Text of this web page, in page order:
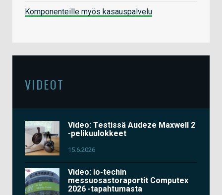
Komponenteille myös kasauspalvelu
VIDEOT
Video: Testissä Audeze Maxwell 2
-pelikuulokkeet
15.6.2026
Video: io-techin
messuosastoraportit Computex
2026 -tapahtumasta